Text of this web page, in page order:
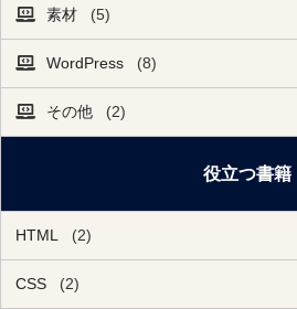
素材 (5)
WordPress (8)
その他 (2)
役立つ書籍
HTML (2)
CSS (2)